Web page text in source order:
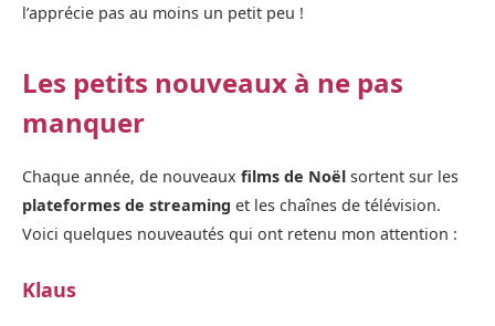
l’apprécie pas au moins un petit peu !
Les petits nouveaux à ne pas
manquer
Chaque année, de nouveaux films de Noël sortent sur les
plateformes de streaming et les chaînes de télévision.
Voici quelques nouveautés qui ont retenu mon attention :
Klaus